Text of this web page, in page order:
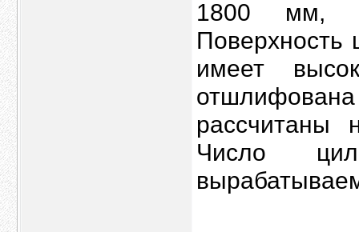
1800 мм,
Поверхность
имеет
Число